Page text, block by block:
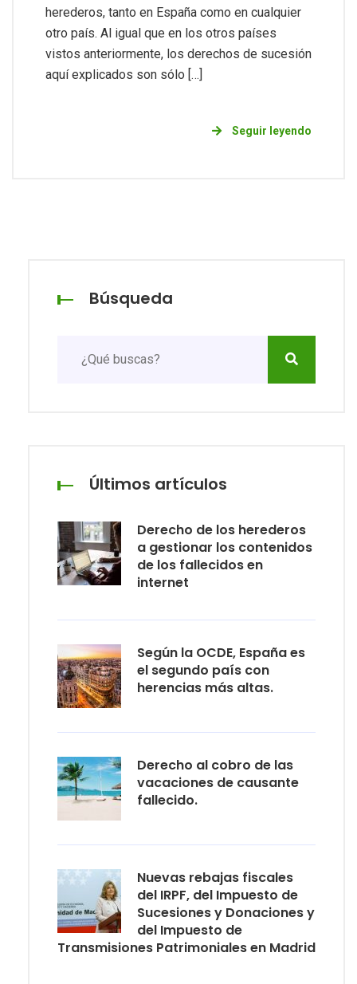
herederos, tanto en España como en cualquier
otro país. Al igual que en los otros países
vistos anteriormente, los derechos de sucesión
aquí explicados son sólo […]
Seguir leyendo
Búsqueda
Últimos artículos
Derecho de los herederos
a gestionar los contenidos
de los fallecidos en
internet
Según la OCDE, España es
el segundo país con
herencias más altas.
Derecho al cobro de las
vacaciones de causante
fallecido.
Nuevas rebajas fiscales
del IRPF, del Impuesto de
Sucesiones y Donaciones y
del Impuesto de
Transmisiones Patrimoniales en Madrid